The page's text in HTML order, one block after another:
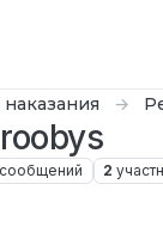
сообщений 2